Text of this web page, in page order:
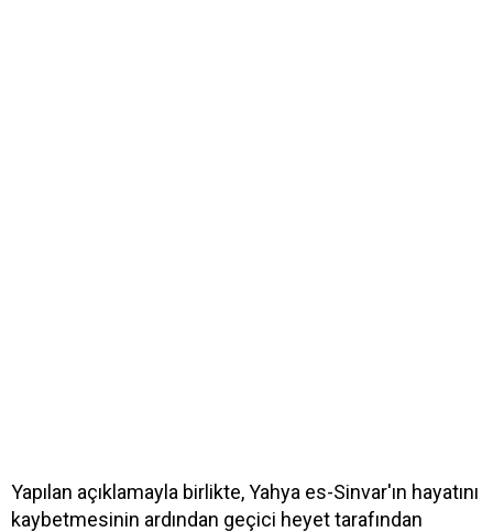
Yapılan açıklamayla birlikte, Yahya es-Sinvar'ın hayatını
kaybetmesinin ardından geçici heyet tarafından